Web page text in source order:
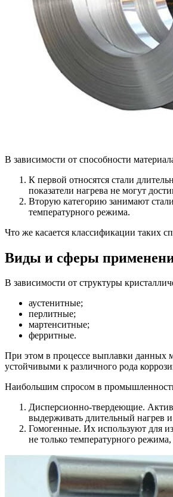
В зависимости от способности
К первой относятся стали
показатели нагрева не могут
Вторую категорию занимают стали
температурного режима.
Что же касается классификации таких
Виды и сферы
В зависимости от структуры
аустенитные;
перлитные;
мартенситные;
ферритные.
При этом в процессе выплавки данных
устойчивыми к различного рода
Наибольшим спросом в
Дисперсионно-твердеющие.
выдерживать длительный нагрев
Гомогенные. Их используют для
не только температурного